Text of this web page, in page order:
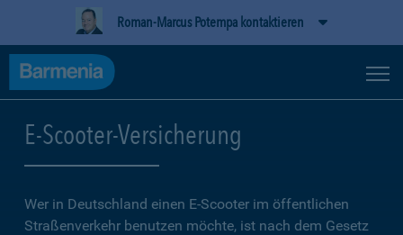
Roman-Marcus Potempa kontaktieren
E-Scooter-Versicherung
Wer in Deutschland einen E-Scooter im öffentlichen
Straßenverkehr benutzen möchte, ist nach dem Gesetz